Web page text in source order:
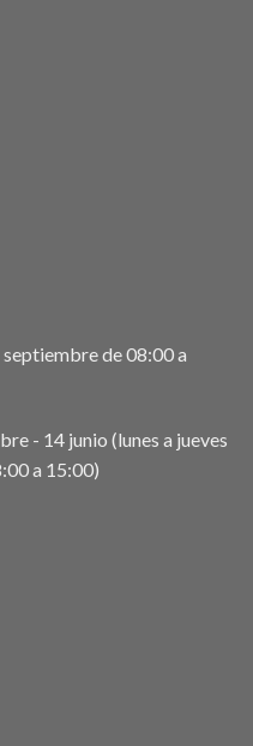
de 08:00 a
- 14 junio (lunes a jueves
a 15:00)